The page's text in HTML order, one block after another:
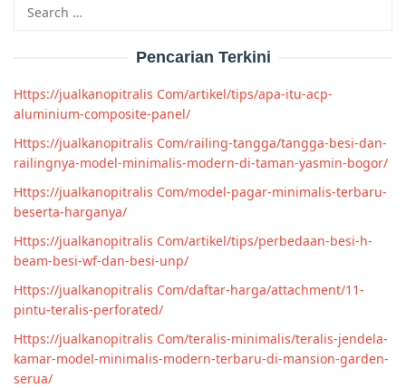
for:
Pencarian Terkini
Https://jualkanopitralis Com/artikel/tips/apa-itu-acp-
aluminium-composite-panel/
Https://jualkanopitralis Com/railing-tangga/tangga-besi-dan-
railingnya-model-minimalis-modern-di-taman-yasmin-bogor/
Https://jualkanopitralis Com/model-pagar-minimalis-terbaru-
beserta-harganya/
Https://jualkanopitralis Com/artikel/tips/perbedaan-besi-h-
beam-besi-wf-dan-besi-unp/
Https://jualkanopitralis Com/daftar-harga/attachment/11-
pintu-teralis-perforated/
Https://jualkanopitralis Com/teralis-minimalis/teralis-jendela-
kamar-model-minimalis-modern-terbaru-di-mansion-garden-
serua/